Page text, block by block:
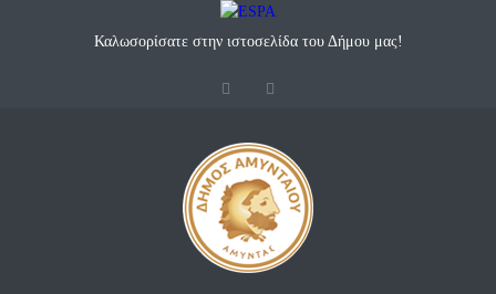
Καλωσορίσατε στην ιστοσελίδα του Δήμου μας!